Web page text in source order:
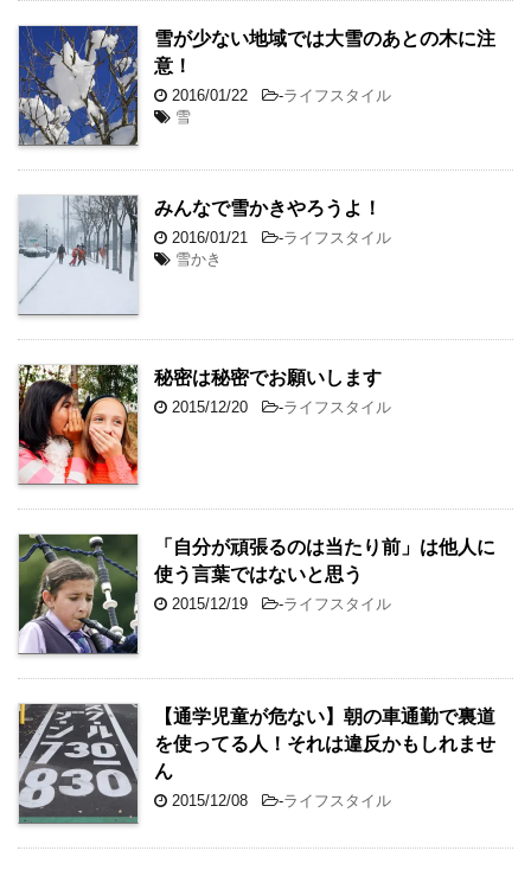
雪が少ない地域では大雪のあとの木に注
意！
2016/01/22 -ライフスタイル
雪
みんなで雪かきやろうよ！
2016/01/21 -ライフスタイル
雪かき
秘密は秘密でお願いします
2015/12/20 -ライフスタイル
「自分が頑張るのは当たり前」は他人に
使う言葉ではないと思う
2015/12/19 -ライフスタイル
【通学児童が危ない】朝の車通勤で裏道
を使ってる人！それは違反かもしれませ
ん
2015/12/08 -ライフスタイル